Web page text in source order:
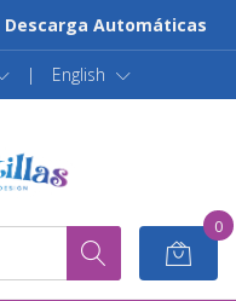
Descarga Automáticas
| English
0